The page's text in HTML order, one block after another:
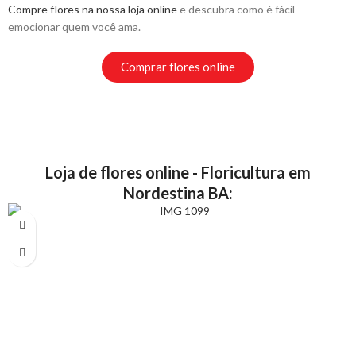
Compre flores na nossa loja onlinee descubra como é fácil
emocionar quem você ama.
Comprar flores online
Loja de flores online - Floricultura em
Nordestina BA: